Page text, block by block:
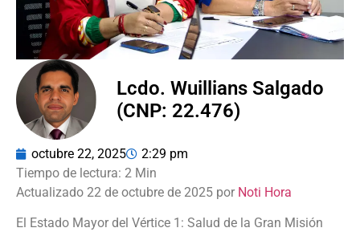
Lcdo. Wuillians Salgado
(CNP: 22.476)
octubre 22, 2025 2:29 pm
Actualizado 22 de octubre de 2025 por Noti Hora
El Estado Mayor del Vértice 1: Salud de la Gran Misión